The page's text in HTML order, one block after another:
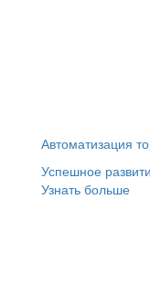
Автоматизация
Успешное
Узнать больше